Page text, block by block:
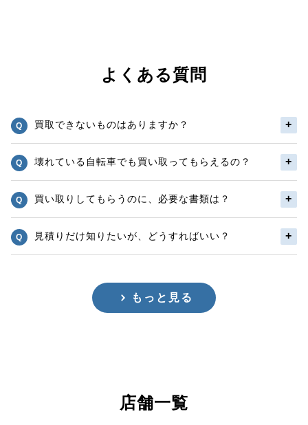
よくある質問
買取できないものはありますか？
壊れている自転車でも買い取ってもらえるの？
買い取りしてもらうのに、必要な書類は？
見積りだけ知りたいが、どうすればいい？
もっと見る
店舗一覧